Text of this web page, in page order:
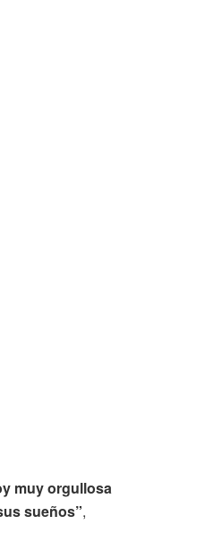
muy orgullosa
sueños”,